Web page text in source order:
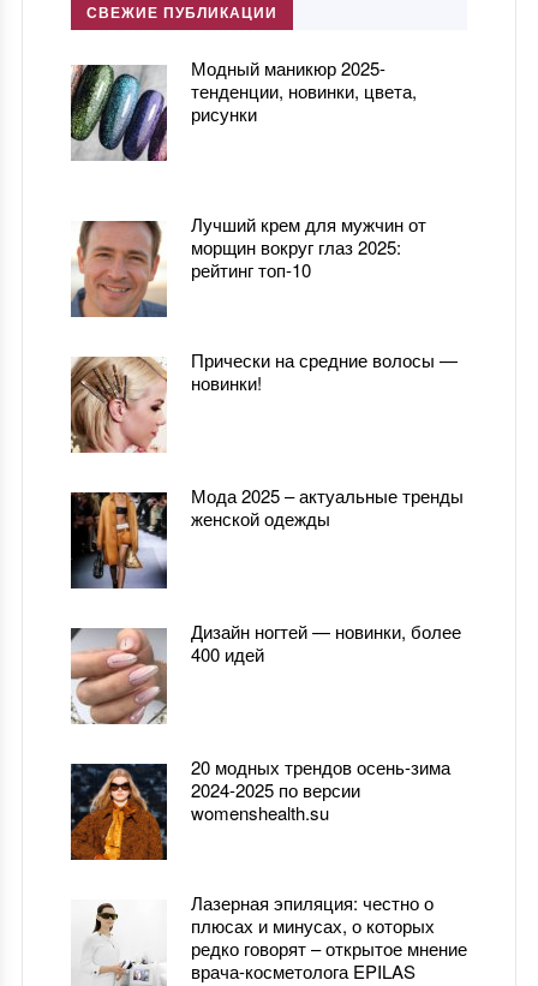
СВЕЖИЕ ПУБЛИКАЦИИ
Модный маникюр 2025-
тенденции, новинки, цвета,
рисунки
Лучший крем для мужчин от
морщин вокруг глаз 2025:
рейтинг топ-10
Прически на средние волосы —
новинки!
Мода 2025 – актуальные тренды
женской одежды
Дизайн ногтей — новинки, более
400 идей
20 модных трендов осень-зима
2024-2025 по версии
womenshealth.su
Лазерная эпиляция: честно о
плюсах и минусах, о которых
редко говорят – открытое мнение
врача-косметолога EPILAS